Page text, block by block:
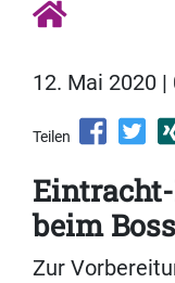
12. Mai 2020 |
Teilen
beim Boss
Zur